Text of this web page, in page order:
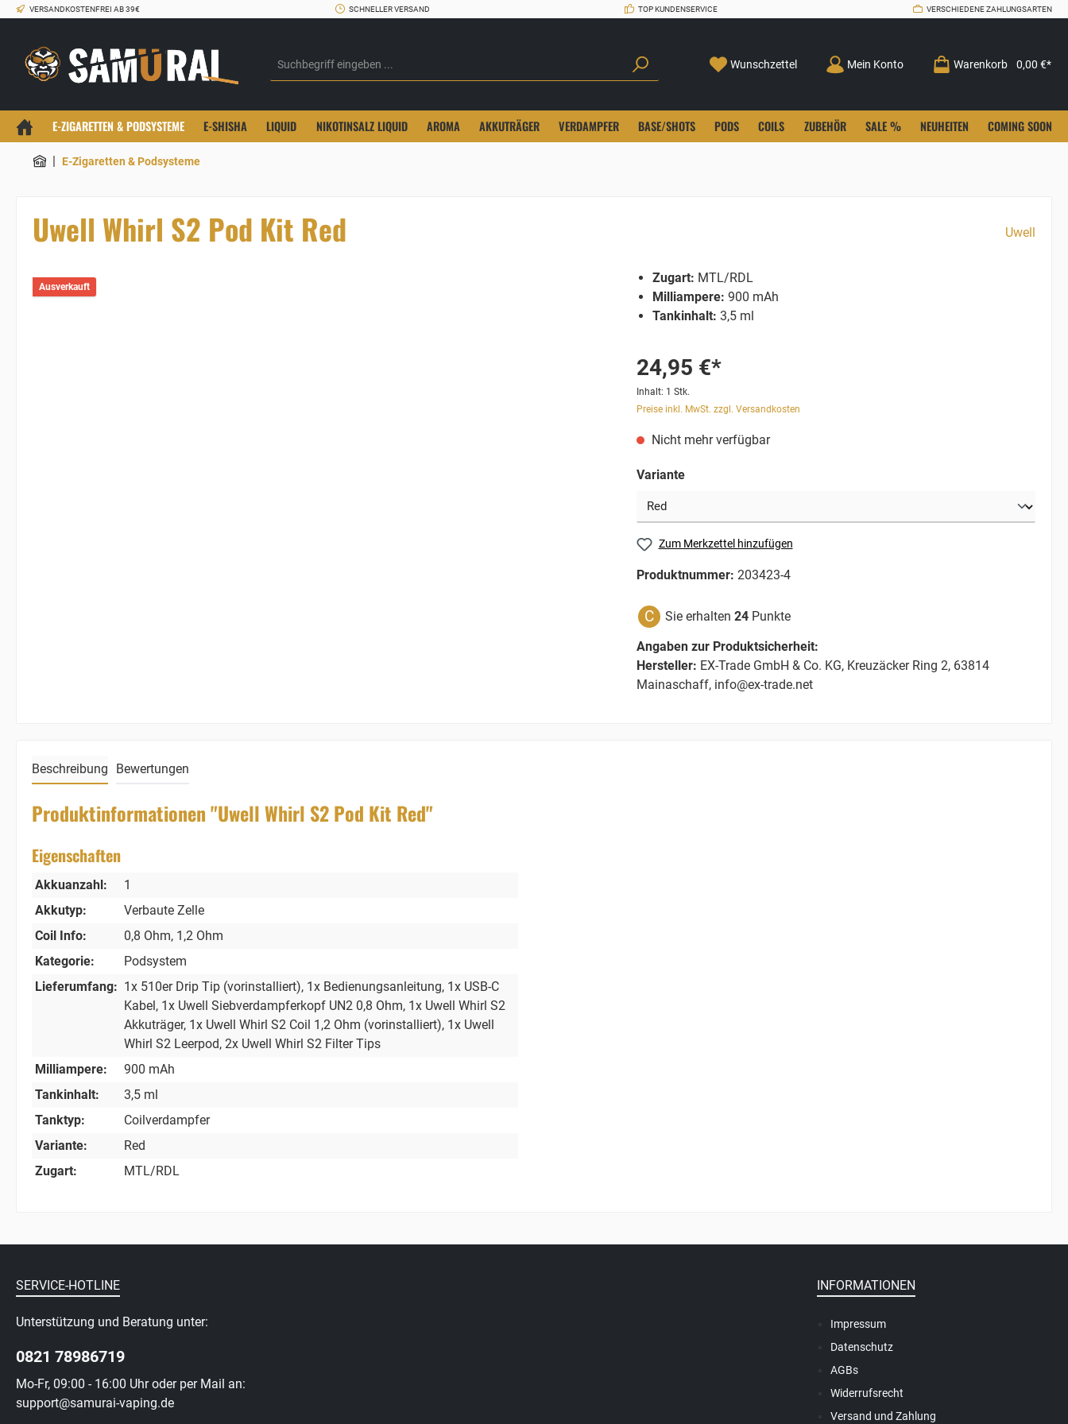
VERSANDKOSTENFREI AB 39€ SCHNELLER VERSAND TOP KUNDENSERVICE VERSCHIEDENE ZAHLUNGSARTEN
Wunschzettel Mein Konto Warenkorb 0,00 €*
E-ZIGARETTEN & PODSYSTEME E-SHISHA LIQUID NIKOTINSALZ LIQUID AROMA AKKUTRÄGER VERDAMPFER BASE/SHOTS PODS COILS ZUBEHÖR SALE % NEUHEITEN COMING SOON
| E-Zigaretten & Podsysteme
Uwell Whirl S2 Pod Kit Red Uwell
Ausverkauft
Zugart: MTL/RDL
Milliampere: 900 mAh
Tankinhalt: 3,5 ml
24,95 €*
Inhalt: 1 Stk.
Preise inkl. MwSt. zzgl. Versandkosten
Nicht mehr verfügbar
Variante
Zum Merkzettel hinzufügen
Produktnummer: 203423-4
C Sie erhalten 24 Punkte
Angaben zur Produktsicherheit:
Hersteller: EX-Trade GmbH & Co. KG, Kreuzäcker Ring 2, 63814
Mainaschaff, info@ex-trade.net
Beschreibung Bewertungen
Produktinformationen "Uwell Whirl S2 Pod Kit Red"
Eigenschaften
Akkuanzahl:
1
Akkutyp:
Verbaute Zelle
Coil Info:
0,8 Ohm, 1,2 Ohm
Kategorie:
Podsystem
Lieferumfang: 1x 510er Drip Tip (vorinstalliert), 1x Bedienungsanleitung, 1x USB-C
Kabel, 1x Uwell Siebverdampferkopf UN2 0,8 Ohm, 1x Uwell Whirl S2
Akkuträger, 1x Uwell Whirl S2 Coil 1,2 Ohm (vorinstalliert), 1x Uwell
Whirl S2 Leerpod, 2x Uwell Whirl S2 Filter Tips
Milliampere:
900 mAh
Tankinhalt:
3,5 ml
Tanktyp:
Coilverdampfer
Variante:
Red
Zugart:
MTL/RDL
SERVICE-HOTLINE
Unterstützung und Beratung unter:
0821 78986719
Mo-Fr, 09:00 - 16:00 Uhr oder per Mail an:
support@samurai-vaping.de
INFORMATIONEN
Impressum
Datenschutz
AGBs
Widerrufsrecht
Versand und Zahlung